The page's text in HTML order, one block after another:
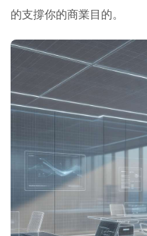
的支撐你的商業目的。